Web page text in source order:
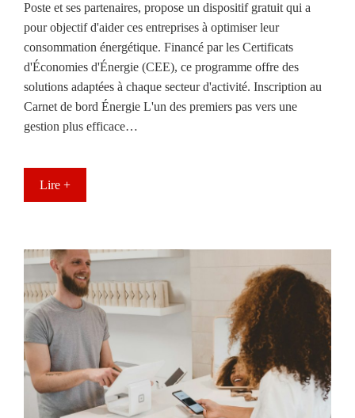
Poste et ses partenaires, propose un dispositif gratuit qui a
pour objectif d'aider ces entreprises à optimiser leur
consommation énergétique. Financé par les Certificats
d'Économies d'Énergie (CEE), ce programme offre des
solutions adaptées à chaque secteur d'activité. Inscription au
Carnet de bord Énergie L'un des premiers pas vers une
gestion plus efficace…
Lire +